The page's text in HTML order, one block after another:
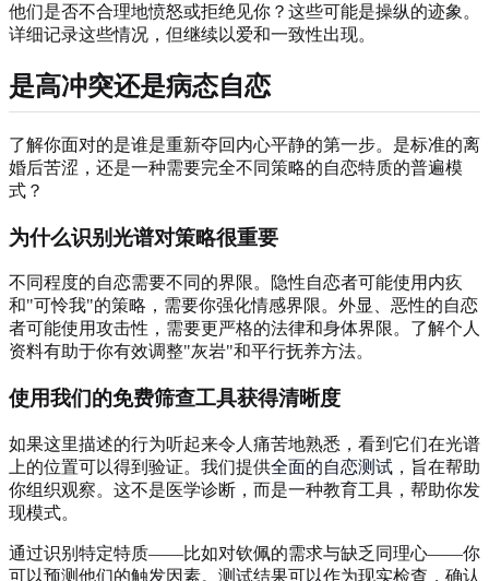
他们是否不合理地愤怒或拒绝见你？这些可能是操纵的迹象。
详细记录这些情况，但继续以爱和一致性出现。
是高冲突还是病态自恋
了解你面对的是谁是重新夺回内心平静的第一步。是标准的离
婚后苦涩，还是一种需要完全不同策略的自恋特质的普遍模
式？
为什么识别光谱对策略很重要
不同程度的自恋需要不同的界限。隐性自恋者可能使用内疚
和"可怜我"的策略，需要你强化情感界限。外显、恶性的自恋
者可能使用攻击性，需要更严格的法律和身体界限。了解个人
资料有助于你有效调整"灰岩"和平行抚养方法。
使用我们的免费筛查工具获得清晰度
如果这里描述的行为听起来令人痛苦地熟悉，看到它们在光谱
上的位置可以得到验证。我们提供全面的自恋测试 ，旨在帮助
你组织观察。这不是医学诊断，而是一种教育工具，帮助你发
现模式。
通过识别特定特质——比如对钦佩的需求与缺乏同理心——你
可以预测他们的触发因素。测试结果可以作为现实检查，确认